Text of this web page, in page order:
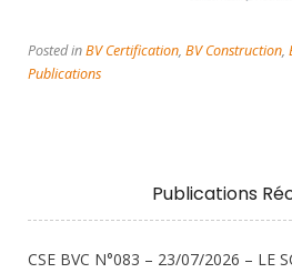
Posted inBV Certification, BV Construction,
Publications
Publications
CSE BVC N°083 – 23/07/2026 – LE